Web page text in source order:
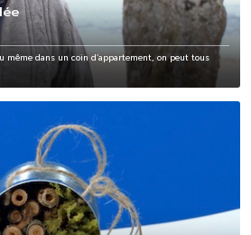
même dans un coin d’appartement, on peut tous